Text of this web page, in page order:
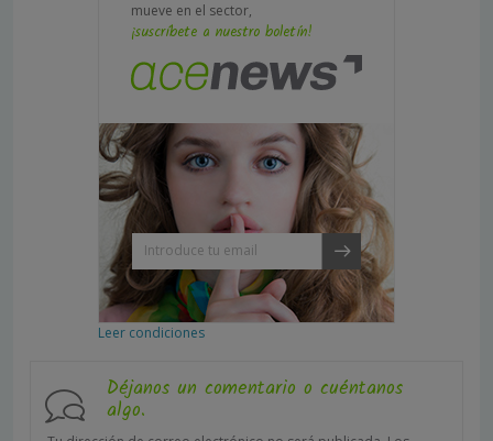
mueve en el sector,
¡suscríbete a nuestro boletín!
Leer condiciones
Déjanos un comentario o cuéntanos
algo.